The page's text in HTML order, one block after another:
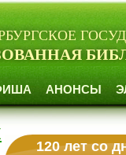
АНОНСЫ
120 лет со дня рождения